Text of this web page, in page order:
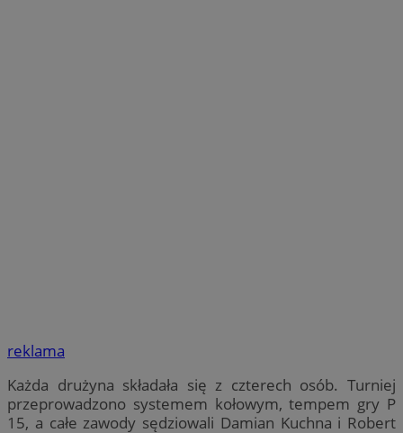
reklama
Każda drużyna składała się z czterech osób. Turniej
przeprowadzono systemem kołowym, tempem gry P
15, a całe zawody sędziowali Damian Kuchna i Robert